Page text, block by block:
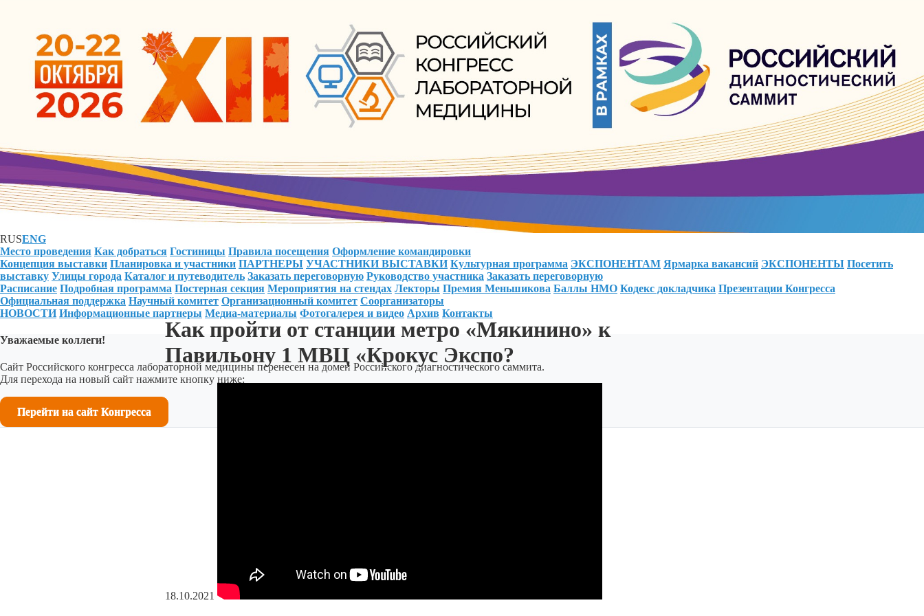
RUSENG
Место проведения Как добраться Гостиницы Правила посещения Оформление командировки
Концепция выставки Планировка и участники ПАРТНЕРЫ УЧАСТНИКИ ВЫСТАВКИ Культурная программа ЭКСПОНЕНТАМ Ярмарка вакансий ЭКСПОНЕНТЫ Посетить
выставку Улицы города Каталог и путеводитель Заказать переговорную Руководство участника Заказать переговорную
Расписание Подробная программа Постерная секция Мероприятия на стендах Лекторы Премия Меньшикова Баллы НМО Кодекс докладчика Презентации Конгресса
Официальная поддержка Научный комитет Организационный комитет Соорганизаторы
НОВОСТИ Информационные партнеры Медиа-материалы Фотогалерея и видео Архив Контакты
Уважаемые коллеги!
Сайт Российского конгресса лабораторной медицины перенесен на домен Российского диагностического саммита.
Для перехода на новый сайт нажмите кнопку ниже:
Перейти на сайт Конгресса
Как пройти от станции метро «Мякинино» к
Павильону 1 МВЦ «Крокус Экспо?
18.10.2021